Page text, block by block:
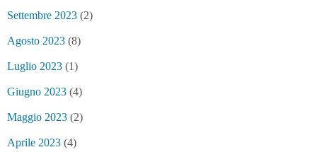
Settembre 2023 (2)
Agosto 2023 (8)
Luglio 2023 (1)
Giugno 2023 (4)
Maggio 2023 (2)
Aprile 2023 (4)